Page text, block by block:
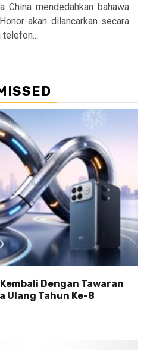
China mendedahkan bahawa
akan dilancarkan secara
Dengan Tawaran
Ulang Tahun Ke-8